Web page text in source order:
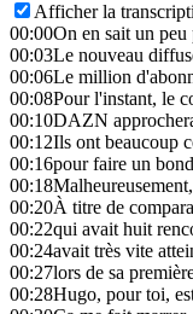
Afficher la
00:00On en sait un
00:03Le nouveau
00:06Le million
00:08Pour l'instant, le
00:10DAZN
00:12Ils ont beaucoup
00:16pour faire un
00:18
00:20À titre de
00:22qui avait huit
00:24avait très vite
00:27lors de sa
00:28Hugo, pour toi,